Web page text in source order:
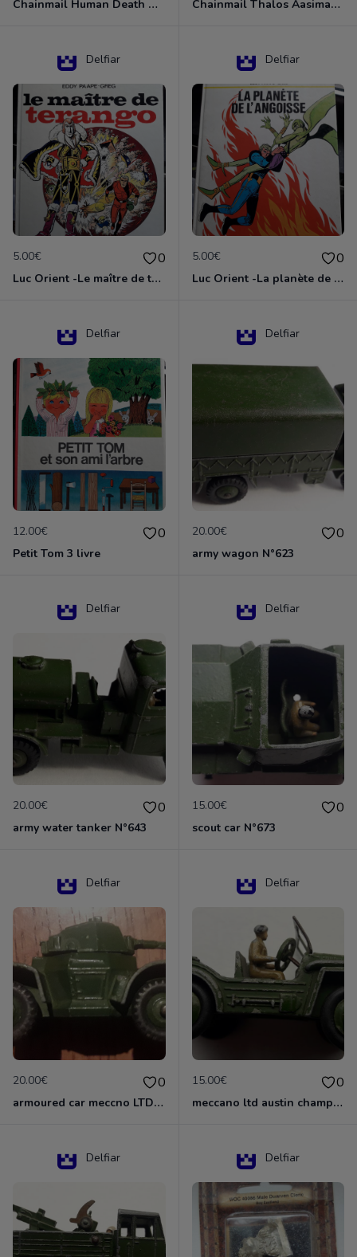
Chainmail Human Death Cleric Chainmail Thalos Aasimar Cleric
Delfiar
5.00€ 0
Luc Orient -Le maître de terango
Delfiar
5.00€ 0
Luc Orient -La planète de l'angoisse
Delfiar
12.00€ 0
Petit Tom 3 livre
Delfiar
20.00€ 0
army wagon N°623
Delfiar
20.00€ 0
army water tanker N°643
Delfiar
15.00€ 0
scout car N°673
Delfiar
20.00€ 0
armoured car meccno LTD N°670
Delfiar
15.00€ 0
meccano ltd austin champ N°674
Delfiar Delfiar